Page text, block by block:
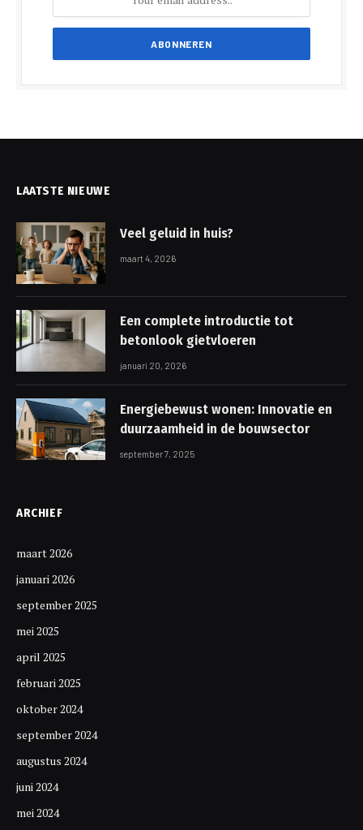
LAATSTE NIEUWE
Veel geluid in huis?
maart 4, 2026
Een complete introductie tot
betonlook gietvloeren
januari 20, 2026
Energiebewust wonen: Innovatie en
duurzaamheid in de bouwsector
september 7, 2025
ARCHIEF
maart 2026
januari 2026
september 2025
mei 2025
april 2025
februari 2025
oktober 2024
september 2024
augustus 2024
juni 2024
mei 2024